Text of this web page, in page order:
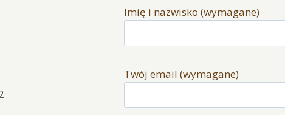
Imię i nazwisko (wymagane)
Twój email (wymagane)